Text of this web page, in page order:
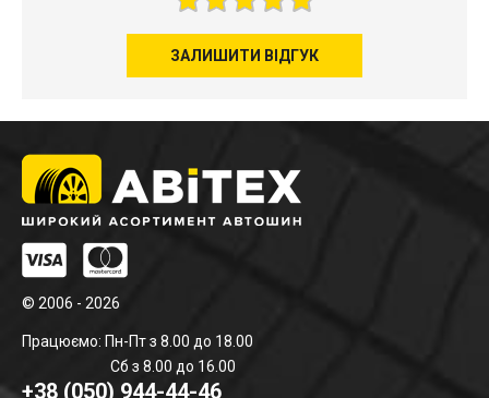
ЗАЛИШИТИ ВІДГУК
© 2006 - 2026
Працюємо: Пн-Пт з 8.00 до 18.00
Сб з 8.00 до 16.00
+38 (050) 944-44-46